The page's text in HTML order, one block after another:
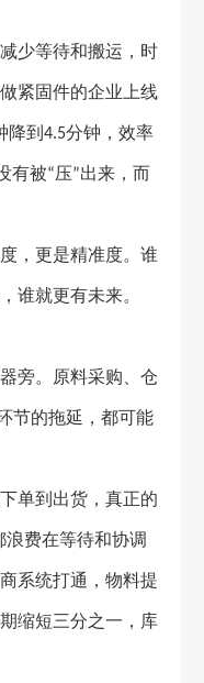
少等待和搬运，时
紧固件的企业上线
降到4.5分钟，效率
有被“压”出来，而
，更是精准度。谁
谁就更有未来。
旁。原料采购、仓
节的拖延，都可能
单到出货，真正的
浪费在等待和协调
系统打通，物料提
缩短三分之一，库